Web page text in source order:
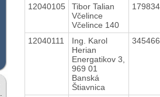
12040105
Tibor Talian
Včelince
Včelince 140
12040111
Ing. Karol
Herian
Energatikov 3,
969 01
Banská
Štiavnica